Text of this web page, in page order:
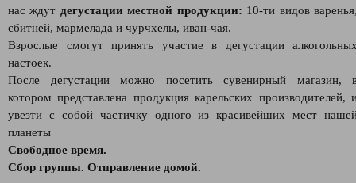
нас ждут дегустации местной продукции: 10-ти видов
сбитней, мармелада и чурчхелы, иван-чая.
Взрослые смогут принять участие в дегустации
настоек.
После дегустации можно посетить сувенирный магазин,
котором представлена продукция карельских производителей,
увезти с собой частичку одного из красивейших мест
планеты
Свободное время.
Сбор группы. Отправление домой.